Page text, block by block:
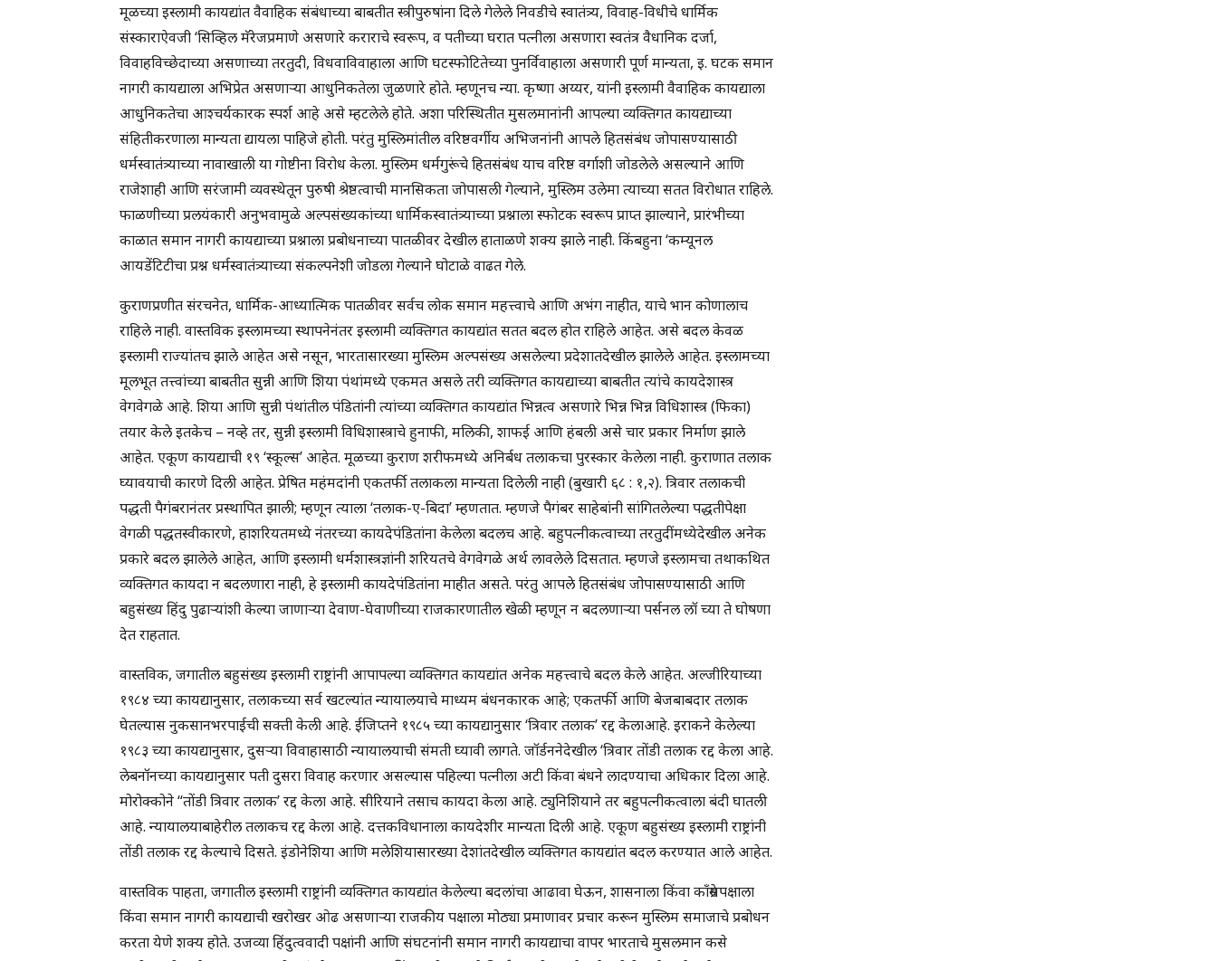
मूळच्या इस्लामी कायद्यांत वैवाहिक संबंधाच्या बाबतीत स्त्रीपुरुषांना दिले गेलेले निवडीचे स्वातंत्र्य, विवाह-विधीचे धार्मिक
संस्काराऐवजी ‘सिव्हिल मॅरेजप्रमाणे असणारे कराराचे स्वरूप, व पतीच्या घरात पत्नीला असणारा स्वतंत्र वैधानिक दर्जा,
विवाहविच्छेदाच्या असणाच्या तरतुदी, विधवाविवाहाला आणि घटस्फोटितेच्या पुनर्विवाहाला असणारी पूर्ण मान्यता, इ. घटक समान
नागरी कायद्याला अभिप्रेत असणार्‍या आधुनिकतेला जुळणारे होते. म्हणूनच न्या. कृष्णा अय्यर, यांनी इस्लामी वैवाहिक कायद्याला
आधुनिकतेचा आश्चर्यकारक स्पर्श आहे असे म्हटलेले होते. अशा परिस्थितीत मुसलमानांनी आपल्या व्यक्तिगत कायद्याच्या
संहितीकरणाला मान्यता द्यायला पाहिजे होती. परंतु मुस्लिमांतील वरिष्ठवर्गीय अभिजनांनी आपले हितसंबंध जोपासण्यासाठी
धर्मस्वातंत्र्याच्या नावाखाली या गोष्टीना विरोध केला. मुस्लिम धर्मगुरूंचे हितसंबंध याच वरिष्ठ वर्गाशी जोडलेले असल्याने आणि
राजेशाही आणि सरंजामी व्यवस्थेतून पुरुषी श्रेष्ठत्वाची मानसिकता जोपासली गेल्याने, मुस्लिम उलेमा त्याच्या सतत विरोधात राहिले.
फाळणीच्या प्रलयंकारी अनुभवामुळे अल्पसंख्यकांच्या धार्मिकस्वातंत्र्याच्या प्रश्नाला स्फोटक स्वरूप प्राप्त झाल्याने, प्रारंभीच्या
काळात समान नागरी कायद्याच्या प्रश्नाला प्रबोधनाच्या पातळीवर देखील हाताळणे शक्य झाले नाही. किंबहुना ‘कम्यूनल
आयडेंटिटीचा प्रश्न धर्मस्वातंत्र्याच्या संकल्पनेशी जोडला गेल्याने घोटाळे वाढत गेले.
कुराणप्रणीत संरचनेत, धार्मिक-आध्यात्मिक पातळीवर सर्वच लोक समान महत्त्वाचे आणि अभंग नाहीत, याचे भान कोणालाच
राहिले नाही. वास्तविक इस्लामच्या स्थापनेनंतर इस्लामी व्यक्तिगत कायद्यांत सतत बदल होत राहिले आहेत. असे बदल केवळ
इस्लामी राज्यांतच झाले आहेत असे नसून, भारतासारख्या मुस्लिम अल्पसंख्य असलेल्या प्रदेशातदेखील झालेले आहेत. इस्लामच्या
मूलभूत तत्त्वांच्या बाबतीत सुन्नी आणि शिया पंथांमध्ये एकमत असले तरी व्यक्तिगत कायद्याच्या बाबतीत त्यांचे कायदेशास्त्र
वेगवेगळे आहे. शिया आणि सुन्नी पंथांतील पंडितांनी त्यांच्या व्यक्तिगत कायद्यांत भिन्नत्व असणारे भिन्न भिन्न विधिशास्त्र (फिका)
तयार केले इतकेच – नव्हे तर, सुन्नी इस्लामी विधिशास्त्राचे हुनाफी, मलिकी, शाफई आणि हंबली असे चार प्रकार निर्माण झाले
आहेत. एकूण कायद्याची १९ ‘स्कूल्स’ आहेत. मूळच्या कुराण शरीफमध्ये अनिर्बध तलाकचा पुरस्कार केलेला नाही. कुराणात तलाक
घ्यावयाची कारणे दिली आहेत. प्रेषित महंमदांनी एकतर्फी तलाकला मान्यता दिलेली नाही (बुखारी ६८ : १,२). त्रिवार तलाकची
पद्धती पैगंबरानंतर प्रस्थापित झाली; म्हणून त्याला ‘तलाक-ए-बिदा’ म्हणतात. म्हणजे पैगंबर साहेबांनी सांगितलेल्या पद्धतीपेक्षा
वेगळी पद्धतस्वीकारणे, हाशरियतमध्ये नंतरच्या कायदेपंडितांना केलेला बदलच आहे. बहुपत्नीकत्वाच्या तरतुदींमध्येदेखील अनेक
प्रकारे बदल झालेले आहेत, आणि इस्लामी धर्मशास्त्रज्ञांनी शरियतचे वेगवेगळे अर्थ लावलेले दिसतात. म्हणजे इस्लामचा तथाकथित
व्यक्तिगत कायदा न बदलणारा नाही, हे इस्लामी कायदेपंडितांना माहीत असते. परंतु आपले हितसंबंध जोपासण्यासाठी आणि
बहुसंख्य हिंदु पुढार्‍यांशी केल्या जाणार्‍या देवाण-घेवाणीच्या राजकारणातील खेळी म्हणून न बदलणार्‍या पर्सनल लॉ च्या ते घोषणा
देत राहतात.
वास्तविक, जगातील बहुसंख्य इस्लामी राष्ट्रांनी आपापल्या व्यक्तिगत कायद्यांत अनेक महत्त्वाचे बदल केले आहेत. अल्जीरियाच्या
१९८४ च्या कायद्यानुसार, तलाकच्या सर्व खटल्यांत न्यायालयाचे माध्यम बंधनकारक आहे; एकतर्फी आणि बेजबाबदार तलाक
घेतल्यास नुकसानभरपाईची सक्ती केली आहे. ईजिप्तने १९८५ च्या कायद्यानुसार ‘त्रिवार तलाक’ रद्द केलाआहे. इराकने केलेल्या
१९८३ च्या कायद्यानुसार, दुसर्‍या विवाहासाठी न्यायालयाची संमती घ्यावी लागते. जॉर्डननेदेखील ‘त्रिवार तोंडी तलाक रद्द केला आहे.
लेबनॉनच्या कायद्यानुसार पती दुसरा विवाह करणार असल्यास पहिल्या पत्नीला अटी किंवा बंधने लादण्याचा अधिकार दिला आहे.
मोरोक्कोने “तोंडी त्रिवार तलाक’ रद्द केला आहे. सीरियाने तसाच कायदा केला आहे. ट्युनिशियाने तर बहुपत्नीकत्वाला बंदी घातली
आहे. न्यायालयाबाहेरील तलाकच रद्द केला आहे. दत्तकविधानाला कायदेशीर मान्यता दिली आहे. एकूण बहुसंख्य इस्लामी राष्ट्रांनी
तोंडी तलाक रद्द केल्याचे दिसते. इंडोनेशिया आणि मलेशियासारख्या देशांतदेखील व्यक्तिगत कायद्यांत बदल करण्यात आले आहेत.
वास्तविक पाहता, जगातील इस्लामी राष्ट्रांनी व्यक्तिगत कायद्यांत केलेल्या बदलांचा आढावा घेऊन, शासनाला किंवा काँग्रेसपक्षाला
किंवा समान नागरी कायद्याची खरोखर ओढ असणार्‍या राजकीय पक्षाला मोठ्या प्रमाणावर प्रचार करून मुस्लिम समाजाचे प्रबोधन
करता येणे शक्य होते. उजव्या हिंदुत्ववादी पक्षांनी आणि संघटनांनी समान नागरी कायद्याचा वापर भारताचे मुसलमान कसे